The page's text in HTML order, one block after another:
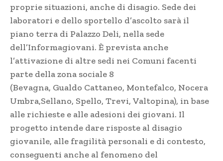
proprie situazioni, anche di disagio. Sede dei
laboratori e dello sportello d’ascolto sarà il
piano terra di Palazzo Deli, nella sede
dell’Informagiovani. È prevista anche
l’attivazione di altre sedi nei Comuni facenti
parte della zona sociale 8
(Bevagna, Gualdo Cattaneo, Montefalco, Nocera
Umbra,Sellano, Spello, Trevi, Valtopina), in base
alle richieste e alle adesioni dei giovani. Il
progetto intende dare risposte al disagio
giovanile, alle fragilità personali e di contesto,
conseguenti anche al fenomeno del